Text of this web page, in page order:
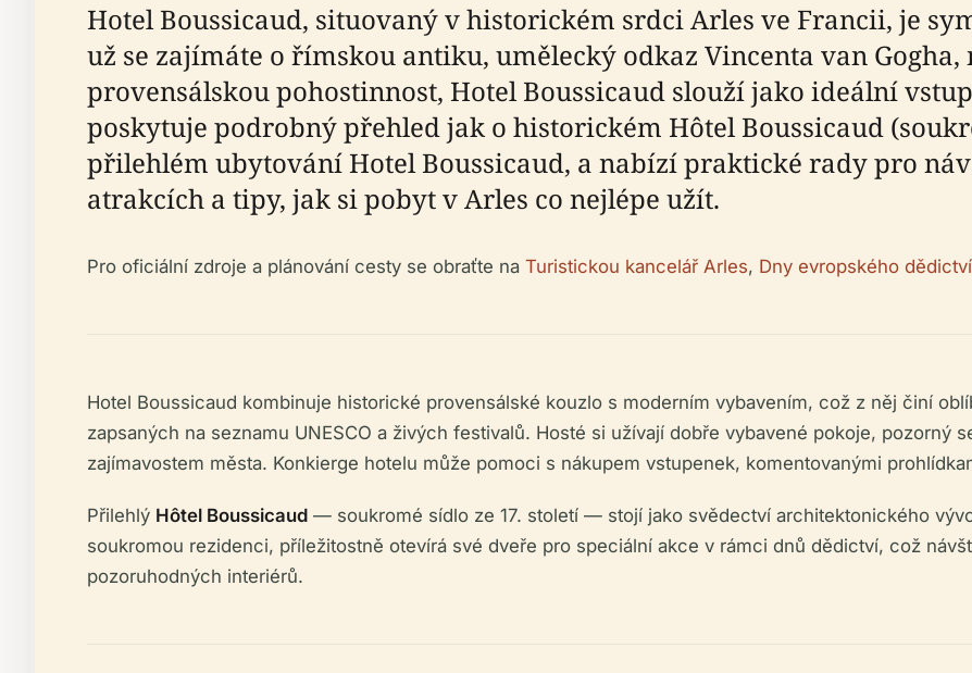
Hotel Boussicaud, situovaný v historickém srdci Arles ve Francii, je
už se zajímáte o římskou antiku, umělecký odkaz Vincenta van
provensálskou pohostinnost, Hotel Boussicaud slouží jako ideální
poskytuje podrobný přehled jak o historickém Hôtel Boussicaud
přilehlém ubytování Hotel Boussicaud, a nabízí praktické rady pro
atrakcích a tipy, jak si pobyt v Arles co nejlépe užít.
Pro oficiální zdroje a plánování cesty se obraťte na Turistickou kancelář Arles, Dny evropského dědictví
Hotel Boussicaud kombinuje historické provensálské kouzlo s moderním vybavením, což z něj činí
zapsaných na seznamu UNESCO a živých festivalů. Hosté si užívají dobře vybavené pokoje, pozorný
zajímavostem města. Konkierge hotelu může pomoci s nákupem vstupenek, komentovanými
Přilehlý Hôtel Boussicaud — soukromé sídlo ze 17. století — stojí jako svědectví architektonického
soukromou rezidenci, příležitostně otevírá své dveře pro speciální akce v rámci dnů dědictví, což
pozoruhodných interiérů.